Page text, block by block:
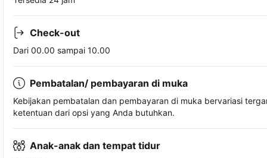
Check-out
Dari 00.00 sampai 10.00
Pembatalan/ pembayaran di muka
Kebijakan pembatalan dan pembayaran di muka bervariasi
ketentuan dari opsi yang Anda butuhkan.
Anak-anak dan tempat tidur